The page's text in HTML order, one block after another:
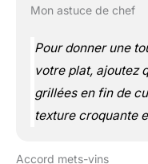
Mon astuce de chef
Pour donner une
votre plat, ajoutez
grillées en fin de
texture croquante
Accord mets-vins